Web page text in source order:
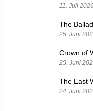
11. Juli
The
25. Juni
Crown of
25. Juni
The East
24. Juni